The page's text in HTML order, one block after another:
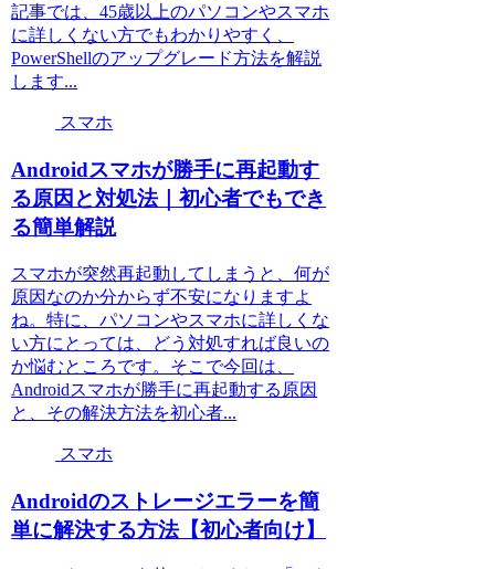
記事では、45歳以上のパソコンやスマホ
に詳しくない方でもわかりやすく、
PowerShellのアップグレード方法を解説
します...
スマホ
Androidスマホが勝手に再起動す
る原因と対処法｜初心者でもでき
る簡単解説
スマホが突然再起動してしまうと、何が
原因なのか分からず不安になりますよ
ね。特に、パソコンやスマホに詳しくな
い方にとっては、どう対処すれば良いの
か悩むところです。そこで今回は、
Androidスマホが勝手に再起動する原因
と、その解決方法を初心者...
スマホ
Androidのストレージエラーを簡
単に解決する方法【初心者向け】